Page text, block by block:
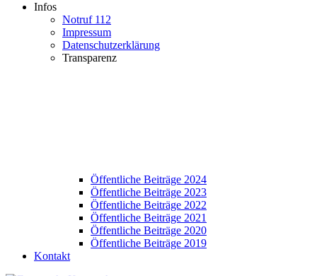
Infos
Notruf 112
Impressum
Datenschutzerklärung
Transparenz
Öffentliche Beiträge 2024
Öffentliche Beiträge 2023
Öffentliche Beiträge 2022
Öffentliche Beiträge 2021
Öffentliche Beiträge 2020
Öffentliche Beiträge 2019
Kontakt